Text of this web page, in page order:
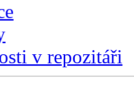
v repozitáři